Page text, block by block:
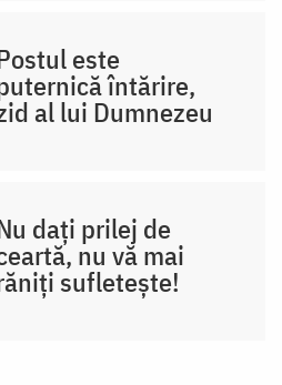
este
întărire,
al lui Dumnezeu
dați prilej de
nu vă mai
sufletește!